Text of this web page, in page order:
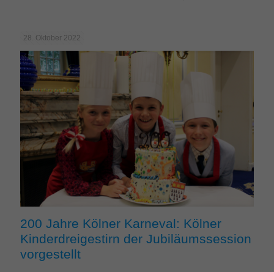
28. Oktober 2022
200 Jahre Kölner Karneval: Kölner
Kinderdreigestirn der Jubiläumssession
vorgestellt